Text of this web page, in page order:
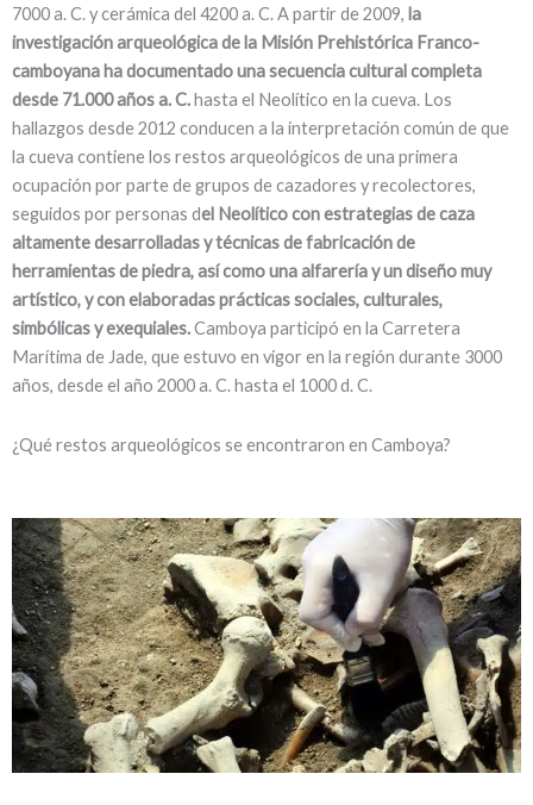
7000 a. C. y cerámica del 4200 a. C. A partir de 2009, la
investigación arqueológica de la Misión Prehistórica Franco-
camboyana ha documentado una secuencia cultural completa
desde 71.000 años a. C.hasta el Neolítico en la cueva. Los
hallazgos desde 2012 conducen a la interpretación común de que
la cueva contiene los restos arqueológicos de una primera
ocupación por parte de grupos de cazadores y recolectores,
seguidos por personas del Neolítico con estrategias de caza
altamente desarrolladas y técnicas de fabricación de
herramientas de piedra, así como una alfarería y un diseño muy
artístico, y con elaboradas prácticas sociales, culturales,
simbólicas y exequiales.Camboya participó en la Carretera
Marítima de Jade, que estuvo en vigor en la región durante 3000
años, desde el año 2000 a. C. hasta el 1000 d. C.
¿Qué restos arqueológicos se encontraron en Camboya?